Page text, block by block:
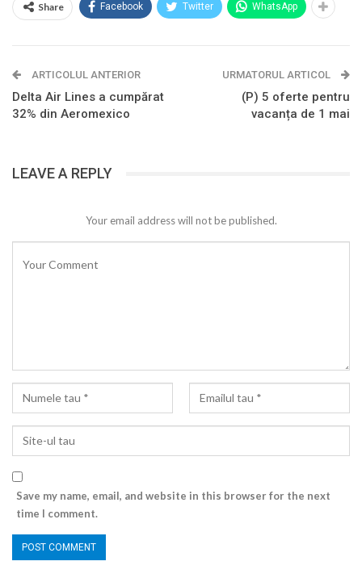
Share Facebook Twitter WhatsApp
ARTICOLUL ANTERIOR
Delta Air Lines a cumpărat
32% din Aeromexico
URMATORUL ARTICOL
(P) 5 oferte pentru
vacanța de 1 mai
LEAVE A REPLY
Your email address will not be published.
Save my name, email, and website in this browser for the next
time I comment.